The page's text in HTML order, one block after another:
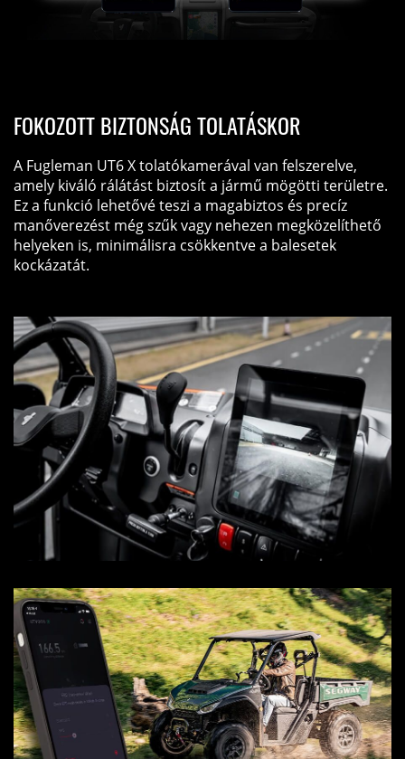
FOKOZOTT BIZTONSÁG TOLATÁSKOR
A Fugleman UT6 X tolatókamerával van felszerelve,
amely kiváló rálátást biztosít a jármű mögötti területre.
Ez a funkció lehetővé teszi a magabiztos és precíz
manőverezést még szűk vagy nehezen megközelíthető
helyeken is, minimálisra csökkentve a balesetek
kockázatát.